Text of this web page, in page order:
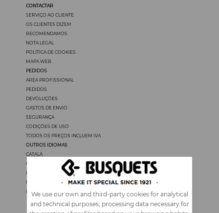
We use our own and third-party cookies for analytical
and technical purposes; processing data necessary for
CONTACTAR
SERVIÇO AO CLIENTE
OS CLIENTES DIZEM
RECOMENDAMOS
NOTA LEGAL
POLÍTICA DE COOKIES
MAPA WEB
PEDIDOS
ÁREA PROFISSIONAL
PEDIDOS
DEVOLUÇÖES
GASTOS DE ENVIO
SEGURANÇA
CODIÇÖES DE USO
TODOS OS PREÇOS INCLUEM IVA
OUTROS IDIOMAS
CATALÀ
CASTELLANO
ENGLISH
FRANÇAIS
ITALIANO